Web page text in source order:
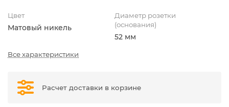
Цвет
Матовый никель
Диаметр розетки
(основания)
52 мм
Все характеристики
Расчет доставки в корзине